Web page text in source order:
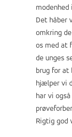
Det håber
omkring
os med at
de unges
brug for at
hjælper vi
har vi
Rigtig god